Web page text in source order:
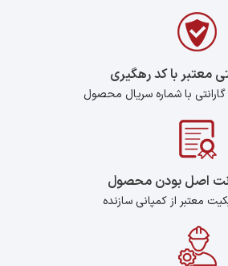
معتبر با کد رهگیری
با شماره سریال محصول
اصل بودن محصول
معتبر از کمپانی سازنده